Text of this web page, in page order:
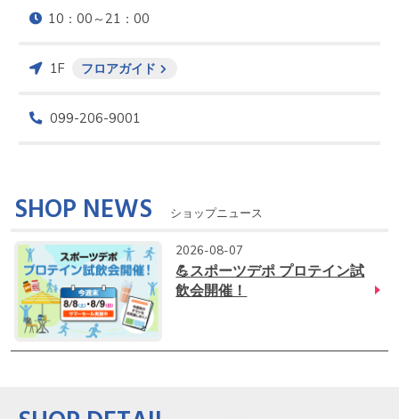
10：00～21：00
1F フロアガイド
099-206-9001
SHOP NEWS ショップニュース
2026-08-07
💪スポーツデポ プロテイン試
飲会開催！